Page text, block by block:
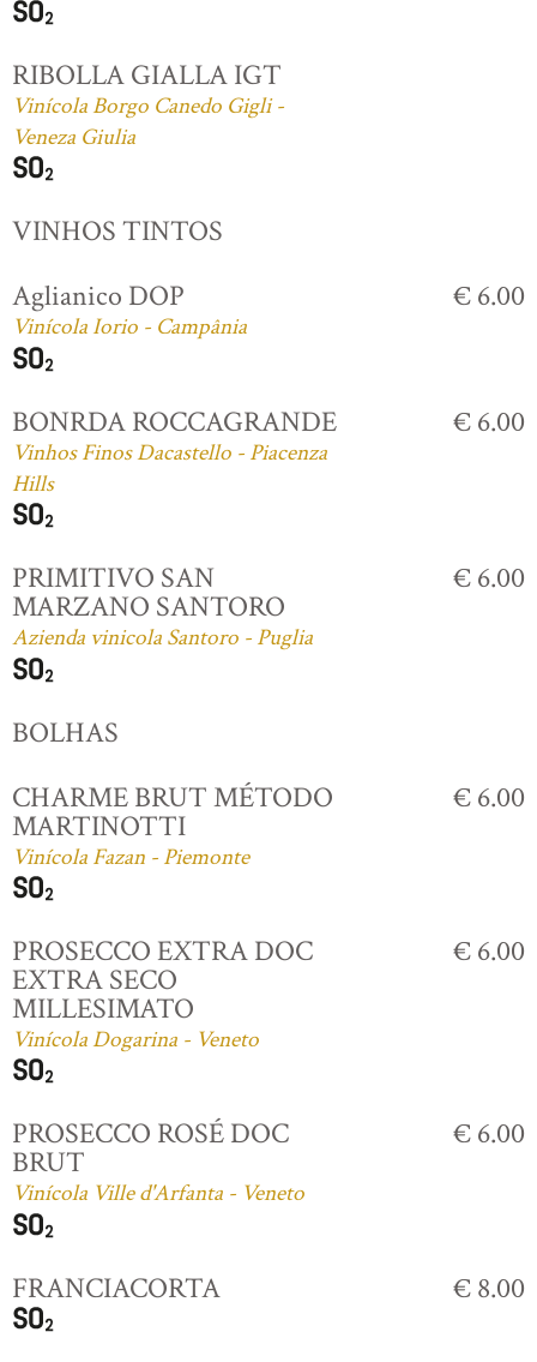
RIBOLLA GIALLA IGT
Vinícola Borgo Canedo Gigli -
Veneza Giulia
VINHOS TINTOS
Aglianico DOP
Vinícola Iorio - Campânia
€ 6.00
BONRDA ROCCAGRANDE
Vinhos Finos Dacastello - Piacenza
Hills
€ 6.00
PRIMITIVO SAN
MARZANO SANTORO
Azienda vinicola Santoro - Puglia
€ 6.00
BOLHAS
CHARME BRUT MÉTODO
MARTINOTTI
Vinícola Fazan - Piemonte
€ 6.00
PROSECCO EXTRA DOC
EXTRA SECO
MILLESIMATO
Vinícola Dogarina - Veneto
€ 6.00
PROSECCO ROSÉ DOC
BRUT
Vinícola Ville d'Arfanta - Veneto
€ 6.00
FRANCIACORTA € 8.00